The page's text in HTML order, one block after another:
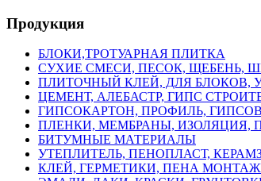
Продукция
БЛОКИ,ТРОТУАРНАЯ ПЛИТКА
СУХИЕ СМЕСИ, ПЕСОК, ЩЕБЕНЬ,
ПЛИТОЧНЫЙ КЛЕЙ, ДЛЯ БЛОКОВ,
ЦЕМЕНТ, АЛЕБАСТР, ГИПС
ГИПСОКАРТОН, ПРОФИЛЬ,
ПЛЕНКИ, МЕМБРАНЫ, ИЗОЛЯЦИЯ,
БИТУМНЫЕ МАТЕРИАЛЫ
УТЕПЛИТЕЛЬ, ПЕНОПЛАСТ,
КЛЕЙ, ГЕРМЕТИКИ, ПЕНА